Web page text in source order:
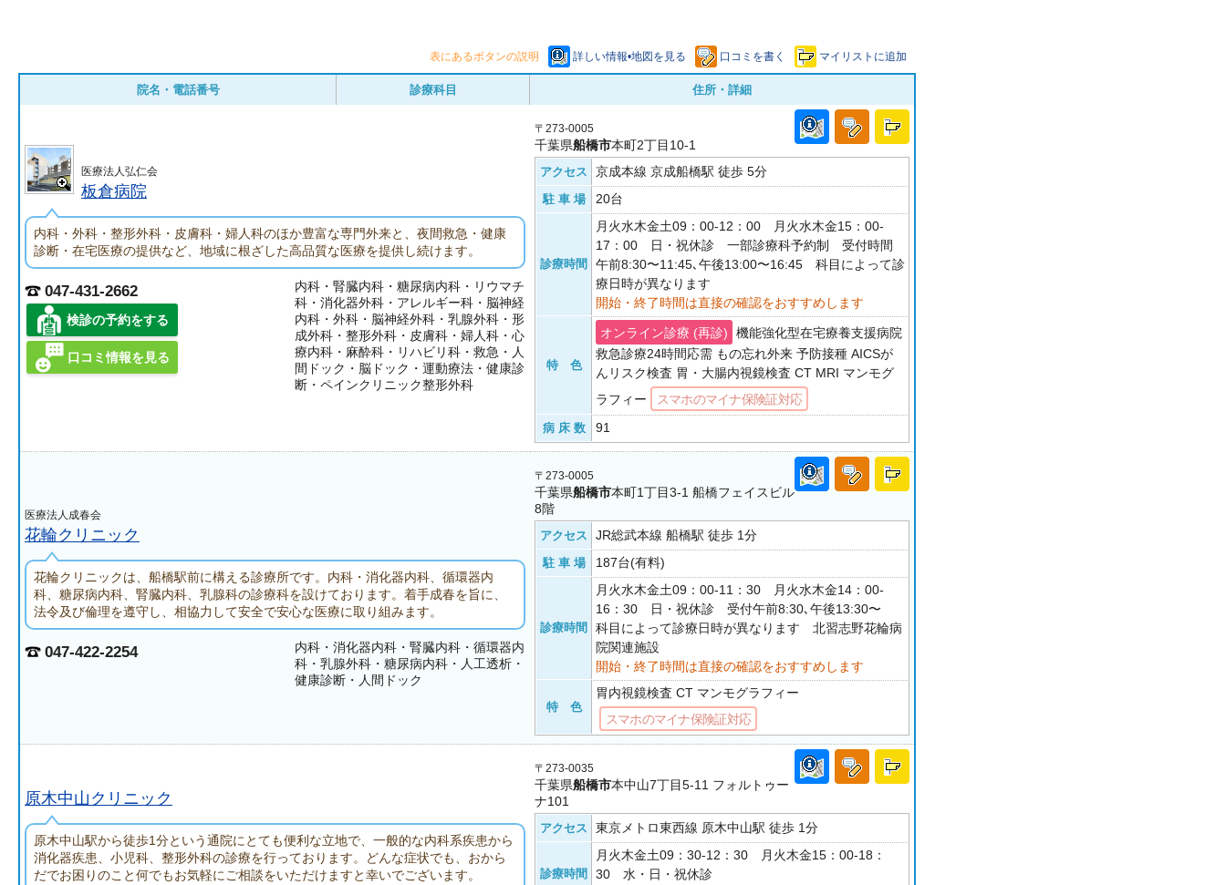
表にあるボタンの説明 詳しい情報•地図を見る 口コミを書く マイリストに追加
院名・電話番号 診療科目 住所・詳細
医療法人弘仁会
板倉病院
内科・外科・整形外科・皮膚科・婦人科のほか豊富な専門外来と、夜間救急・健康
診断・在宅医療の提供など、地域に根ざした高品質な医療を提供し続けます。
047-431-2662
検診の予約をする
口コミ情報を見る
内科・腎臓内科・糖尿病内科・リウマチ
科・消化器外科・アレルギー科・脳神経
内科・外科・脳神経外科・乳腺外科・形
成外科・整形外科・皮膚科・婦人科・心
療内科・麻酔科・リハビリ科・救急・人
間ドック・脳ドック・運動療法・健康診
断・ペインクリニック整形外科
〒273-0005
千葉県船橋市本町2丁目10-1
アクセス 京成本線 京成船橋駅 徒歩 5分
駐 車 場 20台
診療時間
月火水木金土09：00-12：00 月火水木金15：00-
17：00 日・祝休診 一部診療科予約制 受付時間
午前8:30〜11:45､午後13:00〜16:45 科目によって診
療日時が異なります
開始・終了時間は直接の確認をおすすめします
特 色
オンライン診療 (再診)
機能強化型在宅療養支援病院
救急診療24時間応需 もの忘れ外来 予防接種 AICSが
んリスク検査 胃・大腸内視鏡検査 CT MRI マンモグ
ラフィー
スマホのマイナ保険証対応
病 床 数 91
医療法人成春会
花輪クリニック
花輪クリニックは、船橋駅前に構える診療所です。内科・消化器内科、循環器内
科、糖尿病内科、腎臓内科、乳腺科の診療科を設けております。着手成春を旨に、
法令及び倫理を遵守し、相協力して安全で安心な医療に取り組みます。
047-422-2254
内科・消化器内科・腎臓内科・循環器内
科・乳腺外科・糖尿病内科・人工透析・
健康診断・人間ドック
〒273-0005
千葉県船橋市本町1丁目3-1 船橋フェイスビル
8階
アクセス JR総武本線 船橋駅 徒歩 1分
駐 車 場 187台(有料)
診療時間
月火水木金土09：00-11：30 月火水木金14：00-
16：30 日・祝休診 受付午前8:30､午後13:30〜
科目によって診療日時が異なります 北習志野花輪病
院関連施設
開始・終了時間は直接の確認をおすすめします
特 色
胃内視鏡検査 CT マンモグラフィー
スマホのマイナ保険証対応
原木中山クリニック
原木中山駅から徒歩1分という通院にとても便利な立地で、一般的な内科系疾患から
消化器疾患、小児科、整形外科の診療を行っております。どんな症状でも、おから
だでお困りのこと何でもお気軽にご相談をいただけますと幸いでございます。
〒273-0035
千葉県船橋市本中山7丁目5-11 フォルトゥー
ナ101
アクセス 東京メトロ東西線 原木中山駅 徒歩 1分
診療時間
月火木金土09：30-12：30 月火木金15：00-18：
30 水・日・祝休診